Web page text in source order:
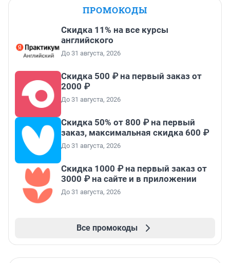
ПРОМОКОДЫ
Скидка 11% на все курсы
английского
До 31 августа, 2026
Скидка 500 ₽ на первый заказ от
2000 ₽
До 31 августа, 2026
Скидка 50% от 800 ₽ на первый
заказ, максимальная скидка 600 ₽
До 31 августа, 2026
Скидка 1000 ₽ на первый заказ от
3000 ₽ на сайте и в приложении
До 31 августа, 2026
Все промокоды